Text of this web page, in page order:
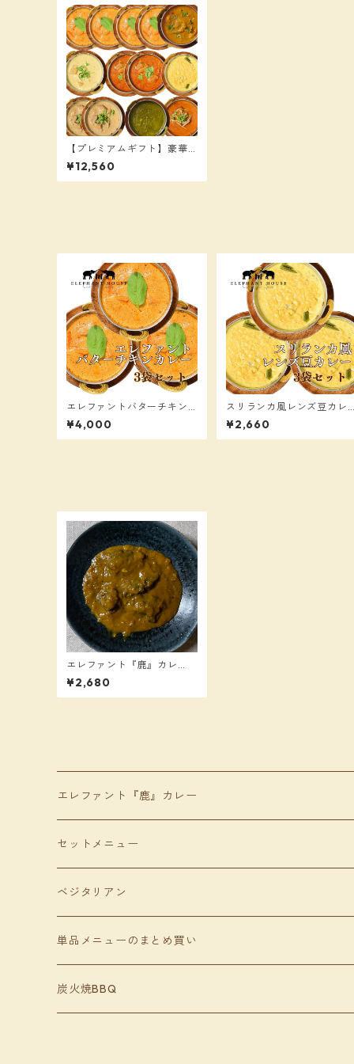
【プレミアムギフト】豪華1
2個パーティーセット（送料
別）
¥12,560
エレファントバターチキン
カレー ３袋セット
¥4,000
スリランカ風レンズ豆カレ
ー ３袋セット
¥2,660
エレファント『鹿』カレ
ー 1袋入り（1袋180g）
【送料込み】
¥2,680
エレファント『鹿』カレー
セットメニュー
ベジタリアン
単品メニューのまとめ買い
炭火焼BBQ